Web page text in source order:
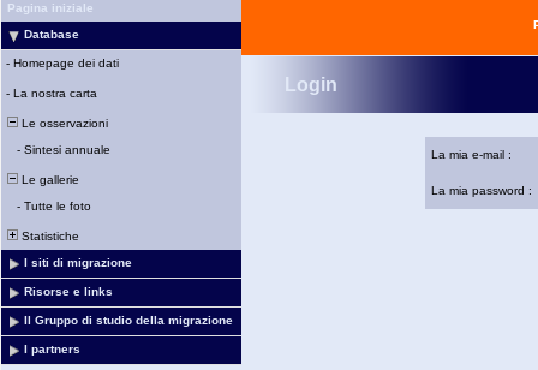
Pagina iniziale
Database
- Homepage dei dati
- La nostra carta
Le osservazioni
- Sintesi annuale
Le gallerie
- Tutte le foto
Statistiche
I siti di migrazione
Risorse e links
Il Gruppo di studio della migrazione
I partners
Login
La mia e-mail :
La mia password :